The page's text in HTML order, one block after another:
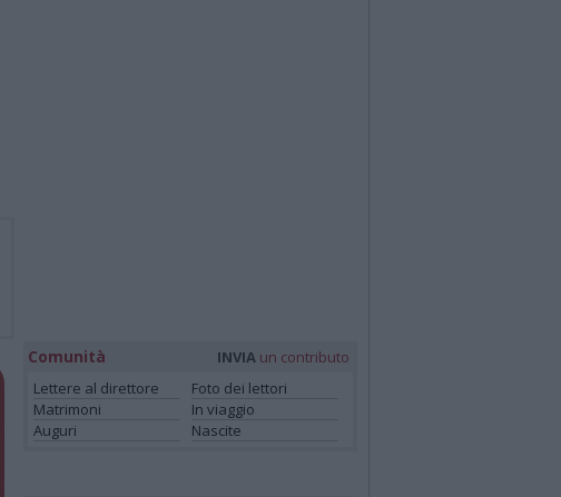
Comunità INVIA un contributo
Lettere al direttore
Foto dei lettori
Matrimoni
In viaggio
Auguri
Nascite